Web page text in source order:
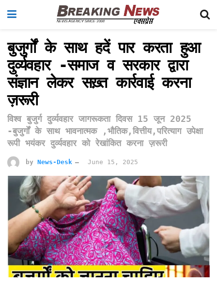
बुजुर्गों के साथ हदें पार करता हुआ
दुर्व्यवहार -समाज व सरकार द्वारा
संज्ञान लेकर सख़्त कार्रवाई करना
ज़रूरी
विश्व बुजुर्ग दुर्व्यवहार जागरूकता दिवस 15 जून 2025
-बुजुर्गों के साथ भावनात्मक ,भौतिक,वित्तीय,परित्याग उपेक्षा
रूपी भयंकर दुर्व्यवहार को रेखांकित करना ज़रूरी
by News-Desk June 15, 2025